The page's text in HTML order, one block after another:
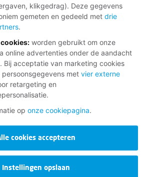
klikgedrag). Deze gegevens
gemeten en gedeeld met drie
.
: worden gebruikt om onze
online advertenties onder de aandacht
Bij acceptatie van marketing cookies
persoonsgegevens met vier externe
retargeting en
op onze cookiepagina.
cookies accepteren
Instellingen opslaan